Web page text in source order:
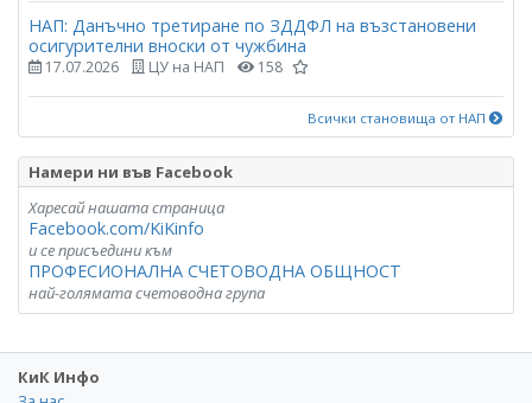
НАП: Данъчно третиране по ЗДДФЛ на възстановени
осигурителни вноски от чужбина
17.07.2026 ЦУ на НАП 158
Всички становища от НАП
Намери ни във Facebook
Харесай нашата страница
Facebook.com/KiKinfo
и се присъедини към
ПРОФЕСИОНАЛНА СЧЕТОВОДНА ОБЩНОСТ
най-голямата счетоводна група
КиК Инфо